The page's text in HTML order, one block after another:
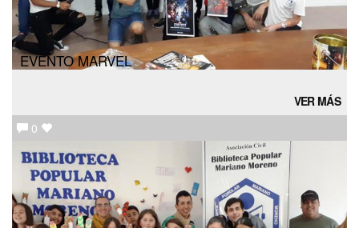
EVENTO MARVEL
VER MÁS
0